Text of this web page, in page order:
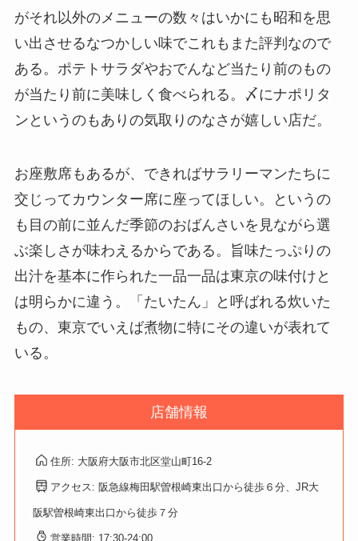
がそれ以外のメニューの数々はいかにも昭和を思
い出させるなつかしい味でこれもまた評判なので
ある。ポテトサラダやおでんなど当たり前のもの
が当たり前に美味しく食べられる。〆にナポリタ
ンというのもありの気取りのなさが嬉しい店だ。
お座敷席もあるが、できればサラリーマンたちに
交じってカウンター席に座ってほしい。というの
も目の前に並んだ季節のおばんさいを見ながら選
ぶ楽しさが味わえるからである。旨味たっぷりの
出汁を基本に作られた一品一品は東京の味付けと
は明らかに違う。「たいたん」と呼ばれる炊いた
もの、東京でいえば煮物に特にその違いが表れて
いる。
店舗情報
住所: 大阪府大阪市北区堂山町16-2
アクセス: 阪急線梅田駅曽根崎東出口から徒歩６分、JR大
阪駅曽根崎東出口から徒歩７分
営業時間: 17:30-24:00